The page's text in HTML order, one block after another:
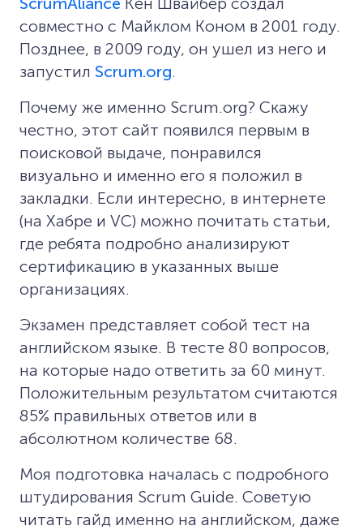
совместно с Майклом Коном в 2001 году.
Позднее, в 2009 году, он ушел из него и
запустил Scrum.org.
Почему же именно Scrum.org? Скажу
честно, этот сайт появился первым в
поисковой выдаче, понравился
визуально и именно его я положил в
закладки. Если интересно, в интернете
(на Хабре и VC) можно почитать статьи,
где ребята подробно анализируют
сертификацию в указанных выше
организациях.
Экзамен представляет собой тест на
английском языке. В тесте 80 вопросов,
на которые надо ответить за 60 минут.
Положительным результатом считаются
85% правильных ответов или в
абсолютном количестве 68.
Моя подготовка началась с подробного
штудирования Scrum Guide. Советую
читать гайд именно на английском, даже